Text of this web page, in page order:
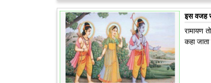
इस वजह
रामायण
कहा